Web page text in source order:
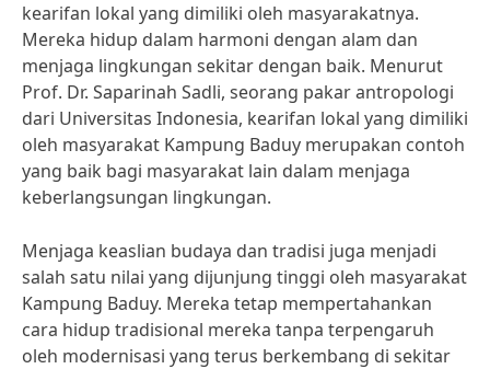
kearifan lokal yang dimiliki oleh masyarakatnya.
Mereka hidup dalam harmoni dengan alam dan
menjaga lingkungan sekitar dengan baik. Menurut
Prof. Dr. Saparinah Sadli, seorang pakar antropologi
dari Universitas Indonesia, kearifan lokal yang dimiliki
oleh masyarakat Kampung Baduy merupakan contoh
yang baik bagi masyarakat lain dalam menjaga
keberlangsungan lingkungan.
Menjaga keaslian budaya dan tradisi juga menjadi
salah satu nilai yang dijunjung tinggi oleh masyarakat
Kampung Baduy. Mereka tetap mempertahankan
cara hidup tradisional mereka tanpa terpengaruh
oleh modernisasi yang terus berkembang di sekitar